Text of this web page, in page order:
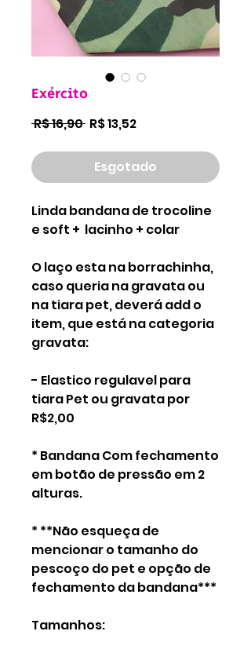
Exército
R$ 16,90 Preço
R$ 13,52Preço
Esgotado
Linda bandana de trocoline
e soft + lacinho + colar
O laço esta na borrachinha,
caso queria na gravata ou
na tiara pet, deverá add o
item, que está na categoria
gravata:
- Elastico regulavel para
tiara Pet ou gravata por
R$2,00
* Bandana Com fechamento
em botão de pressão em 2
alturas.
* **Não esqueça de
mencionar o tamanho do
pescoço do pet e opção de
fechamento da bandana***
Tamanhos: